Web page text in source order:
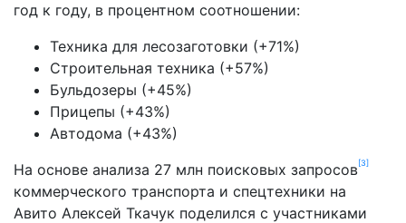
год к году, в процентном соотношении:
Техника для лесозаготовки (+71%)
Строительная техника (+57%)
Бульдозеры (+45%)
Прицепы (+43%)
Автодома (+43%)
На основе анализа 27 млн поисковых запросов[3]
коммерческого транспорта и спецтехники на
Авито Алексей Ткачук поделился с участниками